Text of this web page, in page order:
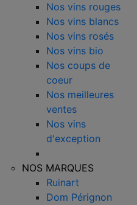
Nos vins rouges
Nos vins blancs
Nos vins rosés
Nos vins bio
Nos coups de
coeur
Nos meilleures
ventes
Nos vins
d'exception
NOS MARQUES
Ruinart
Dom Pérignon